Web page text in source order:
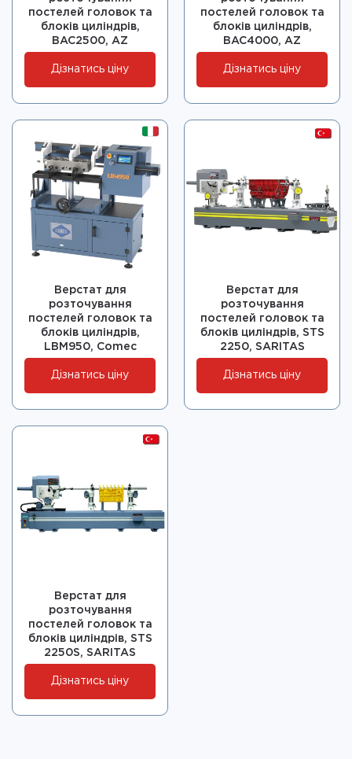
постелей головок та
блоків циліндрів,
BAC2500, AZ
Дізнатись ціну
постелей головок та
блоків циліндрів,
BAC4000, AZ
Дізнатись ціну
Верстат для
розточування
постелей головок та
блоків циліндрів,
LBM950, Comec
Дізнатись ціну
Верстат для
розточування
постелей головок та
блоків циліндрів, STS
2250, SARITAS
Дізнатись ціну
Верстат для
розточування
постелей головок та
блоків циліндрів, STS
2250S, SARITAS
Дізнатись ціну